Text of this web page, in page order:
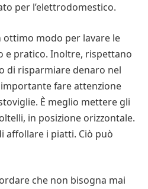
per l’elettrodomestico.
ottimo modo per lavare le
e pratico. Inoltre, rispettano
di risparmiare denaro nel
fare attenzione
È meglio mettere gli
in posizione orizzontale.
affollare i piatti. Ciò può
che non bisogna mai